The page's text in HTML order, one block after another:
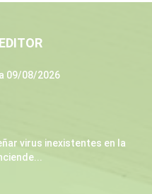
09/08/2026
virus inexistentes en la